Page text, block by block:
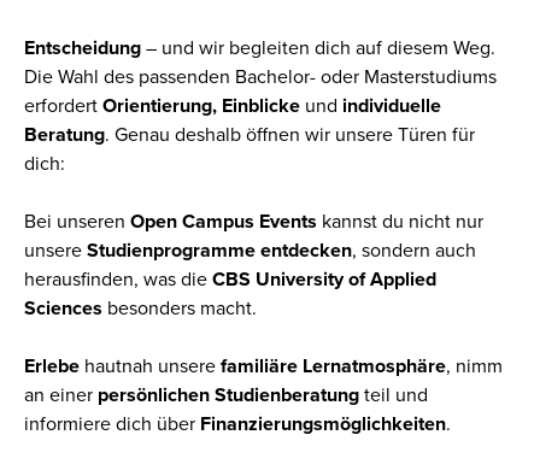
Entscheidung – und wir begleiten dich auf diesem Weg.
Die Wahl des passenden Bachelor- oder Masterstudiums
erfordert Orientierung, Einblicke und individuelle
Beratung. Genau deshalb öffnen wir unsere Türen für
dich:
Bei unseren Open Campus Events kannst du nicht nur
unsere Studienprogramme entdecken, sondern auch
herausfinden, was die CBS University of Applied
Sciences besonders macht.
Erlebe hautnah unsere familiäre Lernatmosphäre, nimm
an einer persönlichen Studienberatung teil und
informiere dich über Finanzierungsmöglichkeiten.